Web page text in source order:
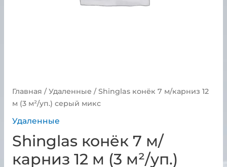
Главная / Удаленные / Shinglas конёк 7 м/карниз 12
м (3 м²/уп.) серый микс
Удаленные
Shinglas конёк 7 м/
карниз 12 м (3 м²/уп.)